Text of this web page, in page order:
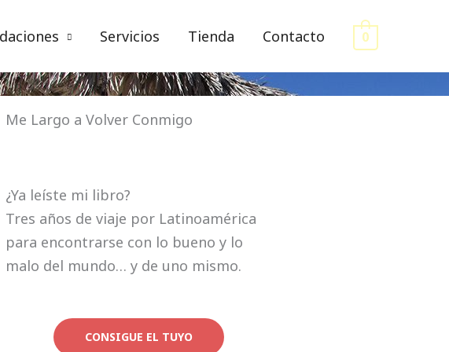
Servicios Tienda Contacto 0
Me Largo a Volver Conmigo
¿Ya leíste mi libro?
Tres años de viaje por Latinoamérica
para encontrarse con lo bueno y lo
malo del mundo… y de uno mismo.
CONSIGUE EL TUYO